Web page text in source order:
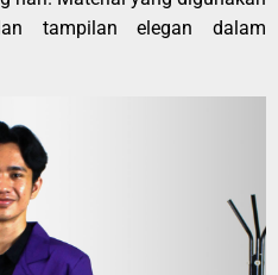
tampilan elegan dalam